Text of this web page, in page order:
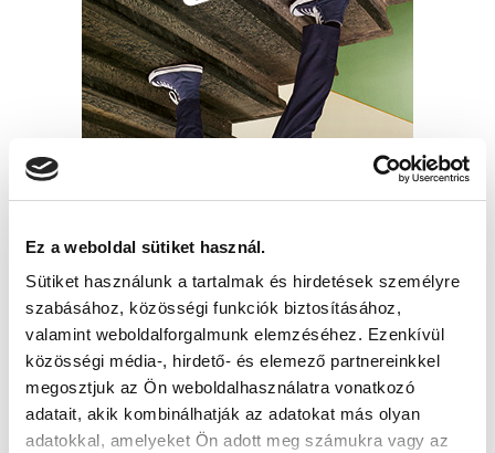
Ez a weboldal sütiket használ.
Sütiket használunk a tartalmak és hirdetések személyre
szabásához, közösségi funkciók biztosításához,
valamint weboldalforgalmunk elemzéséhez. Ezenkívül
közösségi média-, hirdető- és elemező partnereinkkel
megosztjuk az Ön weboldalhasználatra vonatkozó
adatait, akik kombinálhatják az adatokat más olyan
adatokkal, amelyeket Ön adott meg számukra vagy az